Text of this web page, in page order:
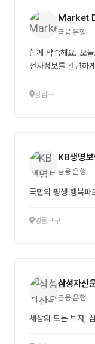
Market
금융·은행
함께 약속해요. 오
전자정보를 간편하
강남구
KB생명보
금융·은행
국민의 평생 행복파
영등포구
삼성자산
금융·은행
세상의 모든 투자,